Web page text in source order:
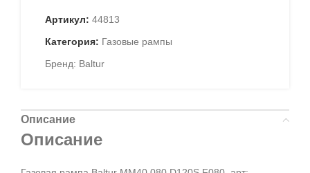
Артикул: 44813
Категория: Газовые рампы
Бренд: Baltur
Описание
Описание